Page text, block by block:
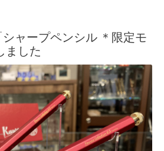
ャープペンシル ＊限定モ
ました